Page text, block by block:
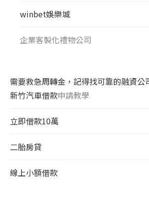
winbet娛樂城
企業客製化禮物公司
需要救急周轉金，記得找可靠的融資公
新竹汽車借款申請教學
立即借款10萬
二胎房貸
線上小額借款